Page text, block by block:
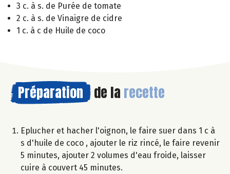
3 c. à s. de Purée de tomate
2 c. à s. de Vinaigre de cidre
1 c. à c de Huile de coco
Préparation de la recette
Eplucher et hacher l'oignon, le faire suer dans 1 c à
s d'huile de coco , ajouter le riz rincé, le faire revenir
5 minutes, ajouter 2 volumes d'eau froide, laisser
cuire à couvert 45 minutes.